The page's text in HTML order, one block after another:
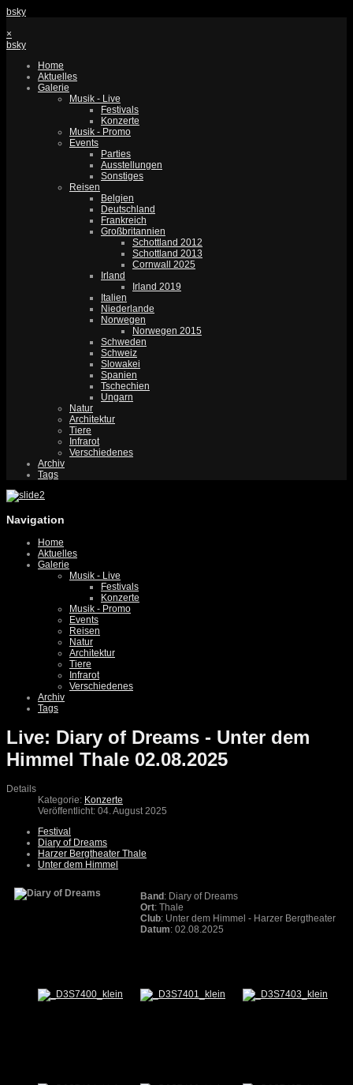
bsky
×
bsky
Home
Aktuelles
Galerie
Musik - Live
Festivals
Konzerte
Musik - Promo
Events
Parties
Ausstellungen
Sonstiges
Reisen
Belgien
Deutschland
Frankreich
Großbritannien
Schottland 2012
Schottland 2013
Cornwall 2025
Irland
Irland 2019
Italien
Niederlande
Norwegen
Norwegen 2015
Schweden
Schweiz
Slowakei
Spanien
Tschechien
Ungarn
Natur
Architektur
Tiere
Infrarot
Verschiedenes
Archiv
Tags
Navigation
Home
Aktuelles
Galerie
Musik - Live
Festivals
Konzerte
Musik - Promo
Events
Reisen
Natur
Architektur
Tiere
Infrarot
Verschiedenes
Archiv
Tags
Live: Diary of Dreams - Unter dem
Himmel Thale 02.08.2025
Details
Kategorie: Konzerte
Veröffentlicht: 04. August 2025
Festival
Diary of Dreams
Harzer Bergtheater Thale
Unter dem Himmel
Band : Diary of Dreams
Ort: Thale
Club: Unter dem Himmel - Harzer Bergtheater
Datum: 02.08.2025